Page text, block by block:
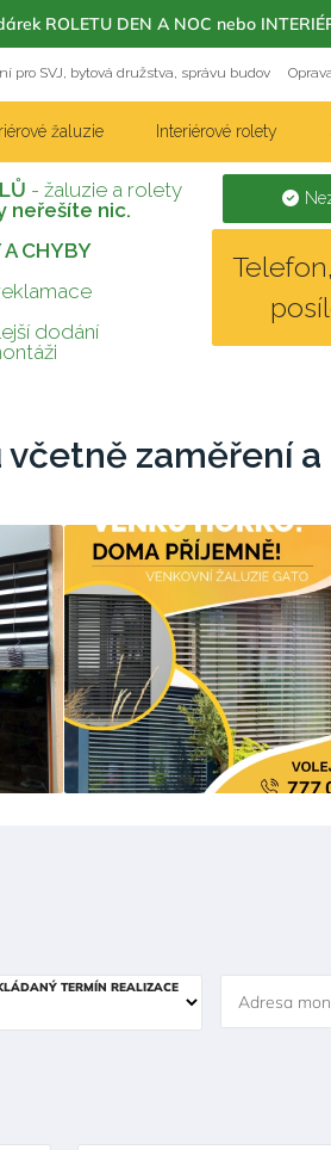
pro SVJ, bytová družstva, správu budov
žaluzie Interiérové rolety
- žaluzie a rolety
neřešíte nic.
A CHYBY
dodání
zaměření
TERMÍN REALIZACE
Adresa
ROLETU DEN A NOC nebo